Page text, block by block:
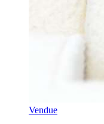
Vendue